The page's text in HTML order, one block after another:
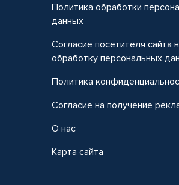
Политика обработки
данных
Согласие посетителя сайта
обработку персональных
Политика
Согласие на получение
О нас
Карта сайта